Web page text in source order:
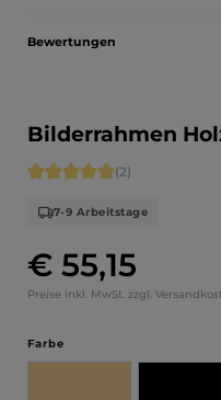
Bewertungen
Bilderrahmen
Regulärer Preis:
€ 55,15
Preise inkl. MwSt. zzgl.
Durchschnittliche Bewertung
(2)
7-9 Arbeitstage
Farbeauswählen